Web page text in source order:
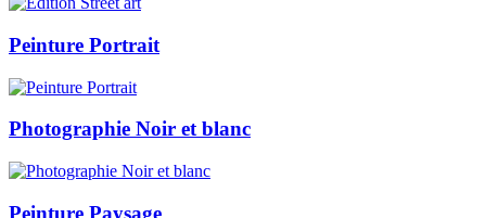
Peinture Portrait
Photographie Noir et blanc
Peinture Paysage